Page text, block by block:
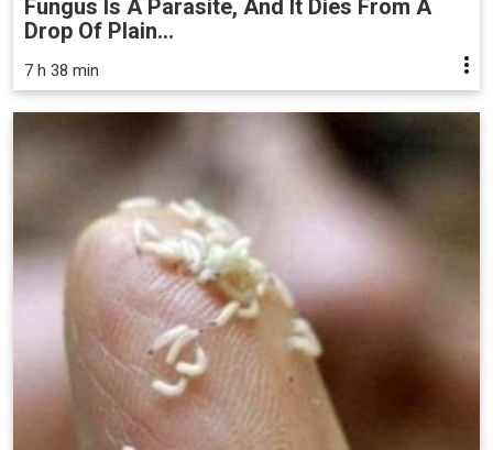
Fungus Is A Parasite, And It Dies From A
Drop Of Plain...
7 h 38 min